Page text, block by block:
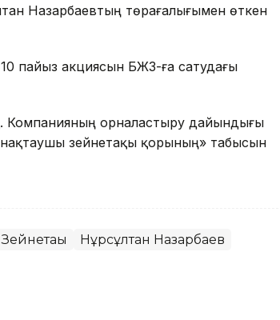
Назарбаевтың төрағалығымен өткен
пайыз акциясын БЖЗҚ-ға сатудағы
Компанияның орналастыру дайындығы
зейнетақы қорының» табысын
Зейнетақы
Нұрсұлтан Назарбаев